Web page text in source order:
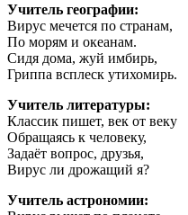
Учитель географии:
Вирус мечется по странам,
По морям и океанам.
Сидя дома, жуй имбирь,
Гриппа всплеск утихомирь.
Учитель литературы:
Классик пишет, век от веку
Обращаясь к человеку,
Задаёт вопрос, друзья,
Вирус ли дрожащий я?
Учитель астрономии: